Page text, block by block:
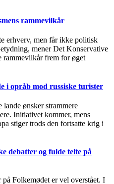
rammevilkår
erhverv, men får ikke politisk
mener Det Konservative
rammevilkår frem for øget
i opråb mod russiske turister
ønsker strammere
Initiativet kommer, mens
stiger trods den fortsatte krig i
debatter og fulde telte på
Folkemødet er vel overstået. I